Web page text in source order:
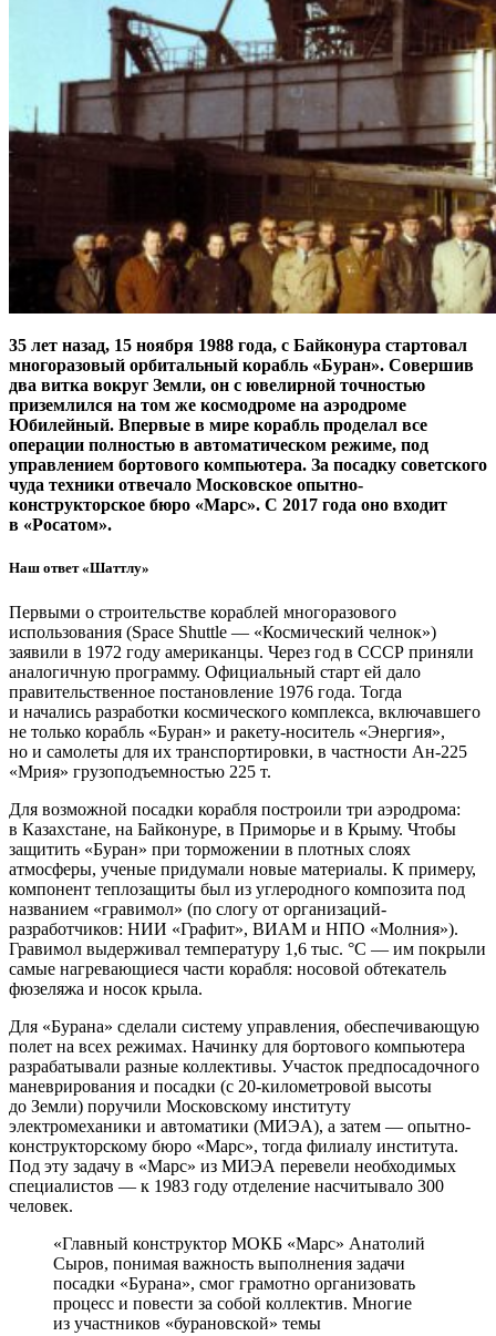
35 лет назад, 15 ноября 1988 года, с Байконура стартовал
многоразовый орбитальный корабль «Буран». Совершив
два витка вокруг Земли, он с ювелирной точностью
приземлился на том же космодроме на аэродроме
Юбилейный. Впервые в мире корабль проделал все
операции полностью в автоматическом режиме, под
управлением бортового компьютера. За посадку советского
чуда техники отвечало Московское опытно-
конструкторское бюро «Марс». С 2017 года оно входит
в «Росатом».
Наш ответ «Шаттлу»
Первыми о строительстве кораблей многоразового
использования (Space Shuttle — ​«Космический челнок»)
заявили в 1972 году американцы. Через год в СССР приняли
аналогичную программу. Официальный старт ей дало
правительственное постановление 1976 года. Тогда
и начались разработки космического комплекса, включавшего
не только корабль «Буран» и ракету-носитель «Энергия»,
но и самолеты для их транспортировки, в частности Ан‑225
«Мрия» грузоподъемностью 225 т.
Для возможной посадки корабля построили три аэродрома:
в Казахстане, на Байконуре, в Приморье и в Крыму. Чтобы
защитить «Буран» при торможении в плотных слоях
атмосферы, ученые придумали новые материалы. К примеру,
компонент теплозащиты был из углеродного композита под
названием «гравимол» (по слогу от организаций-
разработчиков: НИИ «Графит», ВИАМ и НПО «Молния»).
Гравимол выдерживал температуру 1,6 тыс. °C — ​им покрыли
самые нагревающиеся части корабля: носовой обтекатель
фюзеляжа и носок крыла.
Для «Бурана» сделали систему управления, обеспечивающую
полет на всех режимах. Начинку для бортового компьютера
разрабатывали разные коллективы. Участок предпосадочного
маневрирования и посадки (с 20‑километровой высоты
до Земли) поручили Московскому институту
электромеханики и автоматики (МИЭА), а затем — ​опытно-
конструкторскому бюро «Марс», тогда филиалу института.
Под эту задачу в «Марс» из МИЭА перевели необходимых
специалистов — ​к 1983 году отделение насчитывало 300
человек.
«Главный конструктор МОКБ «Марс» Анатолий
Сыров, понимая важность выполнения задачи
посадки «Бурана», смог грамотно организовать
процесс и повести за собой коллектив. Многие
из участников «бурановской» темы